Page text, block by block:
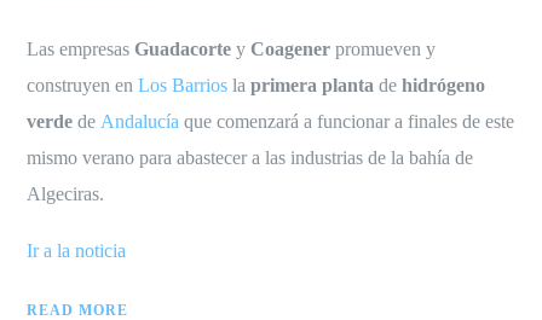
Las empresasGuadacorte yCoagener promueven y
construyen enLos Barrios laprimera planta dehidrógeno
verde de Andalucía que comenzará a funcionar a finales de este
mismo verano para abastecer a las industrias de la bahía de
Algeciras.
Ir a la noticia
READ MORE